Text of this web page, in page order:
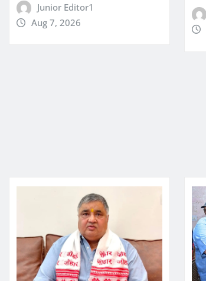
Junior Editor1
Aug 7, 2026